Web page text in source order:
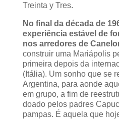
Treinta y Tres.
No final da década de
experiência estável de
nos arredores de
construir uma Mariápolis
primeira depois da
(Itália). Um sonho que se
Argentina, para aonde
em grupo, a fim de
doado pelos padres
pampas. É aquela que